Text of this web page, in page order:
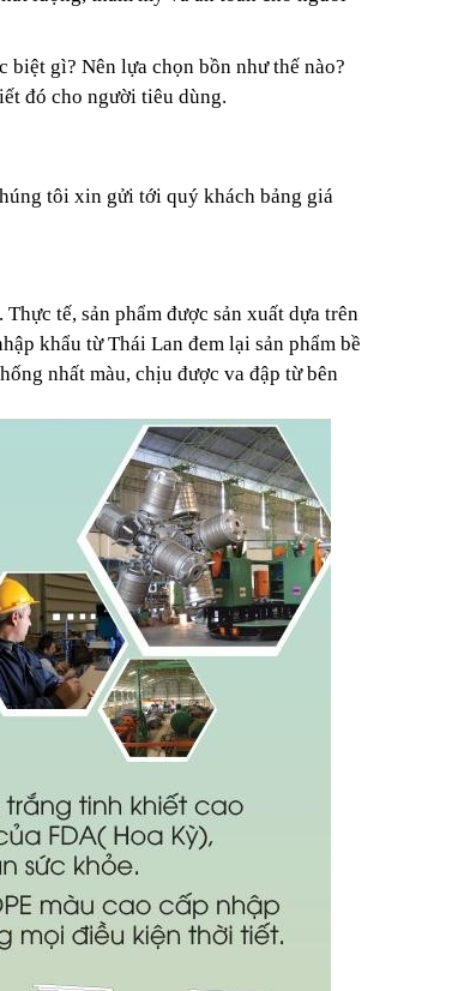
biệt gì? Nên lựa chọn bồn như thế nào?
đó cho người tiêu dùng.
tôi xin gửi tới quý khách bảng giá
tế, sản phẩm được sản xuất dựa trên
khẩu từ Thái Lan đem lại sản phẩm bề
nhất màu, chịu được va đập từ bên